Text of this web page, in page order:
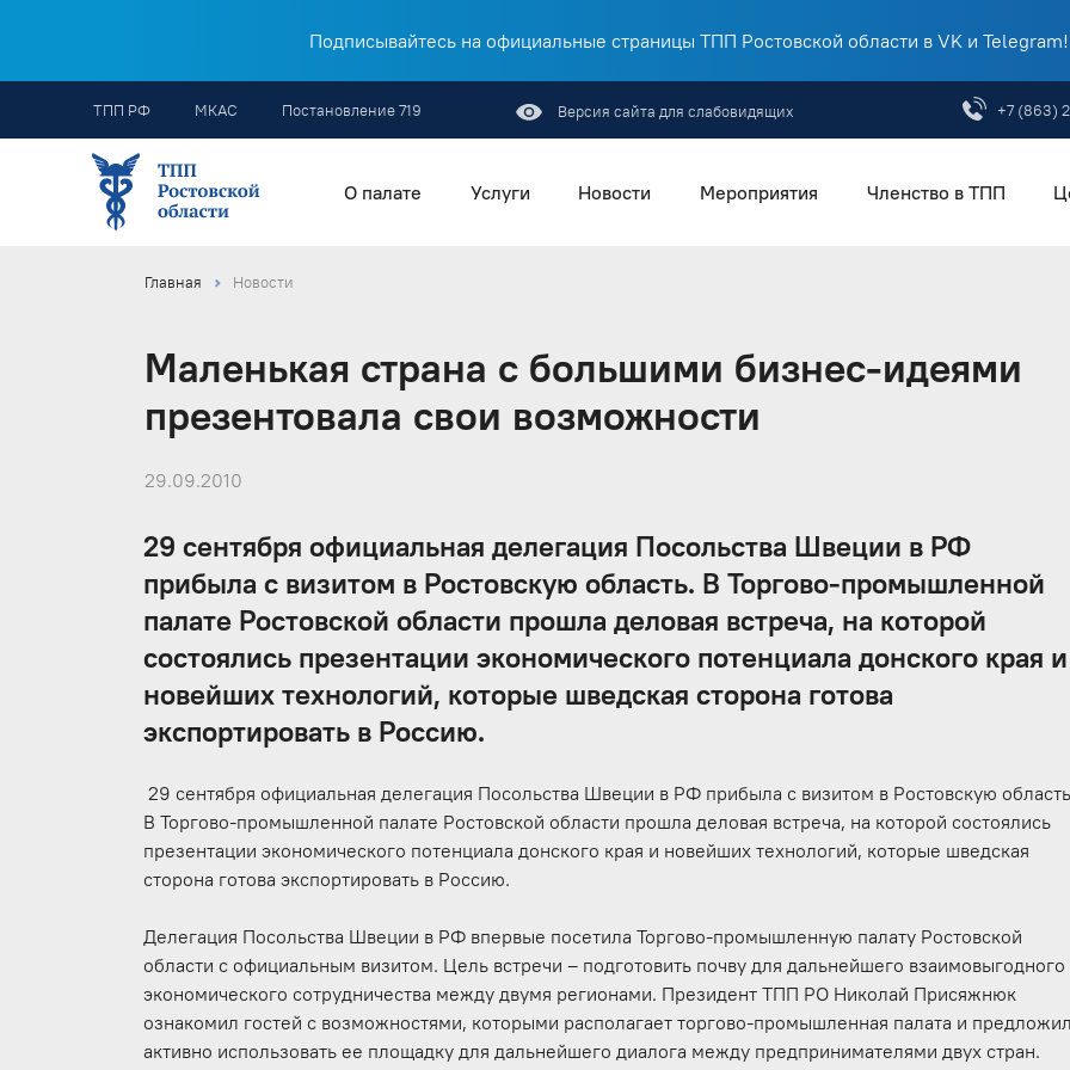
Подписывайтесь на официальные страницы ТПП Ростовской области в VK и
ТПП РФ МКАС Постановление 719 Версия сайта для слабовидящих +7 (863)
О палате Услуги Новости Мероприятия Членство в ТПП
Главная Новости
Маленькая страна с большими бизнес-идеями
презентовала свои возможности
29.09.2010
29 сентября официальная делегация Посольства Швеции в РФ
прибыла с визитом в Ростовскую область. В Торгово-промышленной
палате Ростовской области прошла деловая встреча, на которой
состоялись презентации экономического потенциала донского края и
новейших технологий, которые шведская сторона готова
экспортировать в Россию.
29 сентября официальная делегация Посольства Швеции в РФ прибыла с визитом в Ростовскую
В Торгово-промышленной палате Ростовской области прошла деловая встреча, на которой состоялись
презентации экономического потенциала донского края и новейших технологий, которые шведская
сторона готова экспортировать в Россию.
Делегация Посольства Швеции в РФ впервые посетила Торгово-промышленную палату Ростовской
области с официальным визитом. Цель встречи – подготовить почву для дальнейшего взаимовыгодного
экономического сотрудничества между двумя регионами. Президент ТПП РО Николай Присяжнюк
ознакомил гостей с возможностями, которыми располагает торгово-промышленная палата и
активно использовать ее площадку для дальнейшего диалога между предпринимателями двух стран.